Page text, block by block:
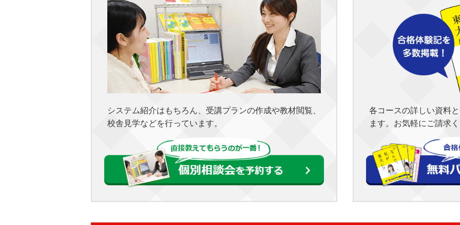
システム紹介はもちろん、受講プランの作成や教材閲覧、
校舎見学などを行っています。
各コースの詳しい資料
ます。お気軽にご請求く